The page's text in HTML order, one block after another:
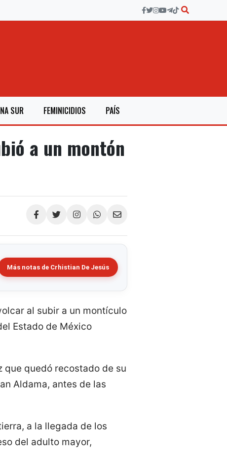
SUR FEMINICIDIOS PAÍS
a un montón
Compartir
Más notas de Crhistian De Jesús
al subir a un montículo
Estado de México
que quedó recostado de su
Aldama, antes de las
a la llegada de los
del adulto mayor,